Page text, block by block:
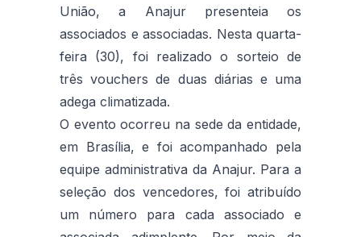
União, a Anajur presenteia os
associados e associadas. Nesta quarta-
feira (30), foi realizado o sorteio de
três vouchers de duas diárias e uma
adega climatizada.
O evento ocorreu na sede da entidade,
em Brasília, e foi acompanhado pela
equipe administrativa da Anajur. Para a
seleção dos vencedores, foi atribuído
um número para cada associado e